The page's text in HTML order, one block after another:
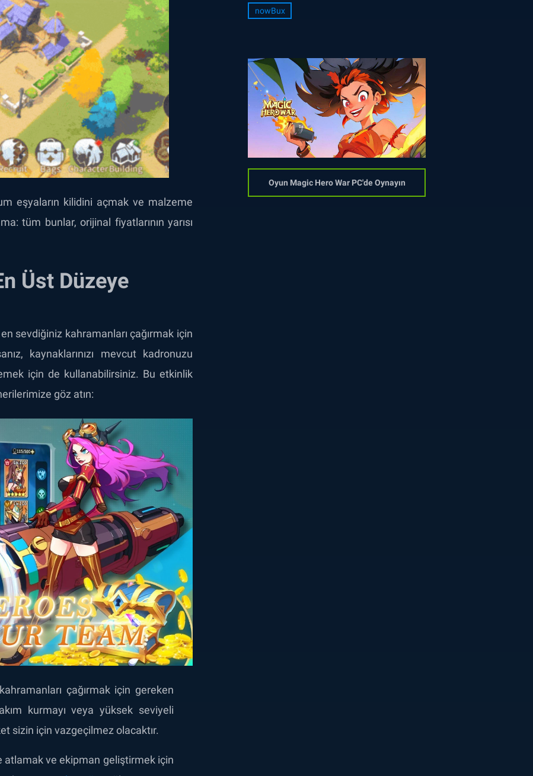
eşyaların kilidini açmak ve malzeme
tüm bunlar, orijinal fiyatlarının yarısı
Üst Düzeye
sevdiğiniz kahramanları çağırmak için
kaynaklarınızı mevcut kadronuzu
için de kullanabilirsiniz. Bu etkinlik
göz atın:
çağırmak için gereken
kurmayı veya yüksek seviyeli
sizin için vazgeçilmez olacaktır.
atlamak ve ekipman geliştirmek için
nowBux
Oyun Magic Hero War PC'de Oynayın